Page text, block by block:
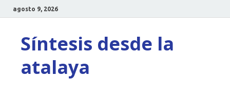
agosto 9, 2026
Síntesis desde la
atalaya